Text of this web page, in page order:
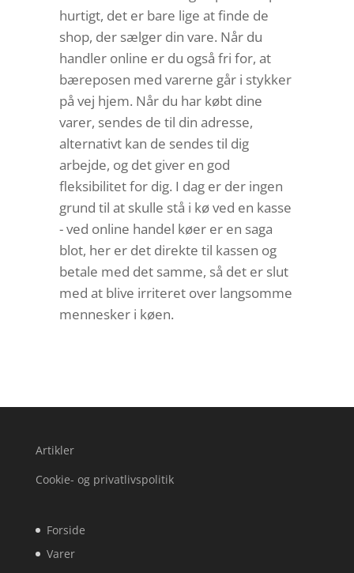
hurtigt, det er bare lige at finde de
shop, der sælger din vare. Når du
handler online er du også fri for, at
bæreposen med varerne går i stykker
på vej hjem. Når du har købt dine
varer, sendes de til din adresse,
alternativt kan de sendes til dig
arbejde, og det giver en god
fleksibilitet for dig. I dag er der ingen
grund til at skulle stå i kø ved en kasse
- ved online handel køer er en saga
blot, her er det direkte til kassen og
betale med det samme, så det er slut
med at blive irriteret over langsomme
mennesker i køen.
Artikler
Cookie- og privatlivspolitik
Forside
Varer